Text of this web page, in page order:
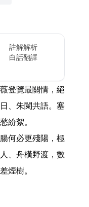
註解解析
白話翻譯
登覽最關情，絕
、朱闌共語。塞
紛絮。
何必更殘陽，極
、舟橫野渡，數
煙樹。